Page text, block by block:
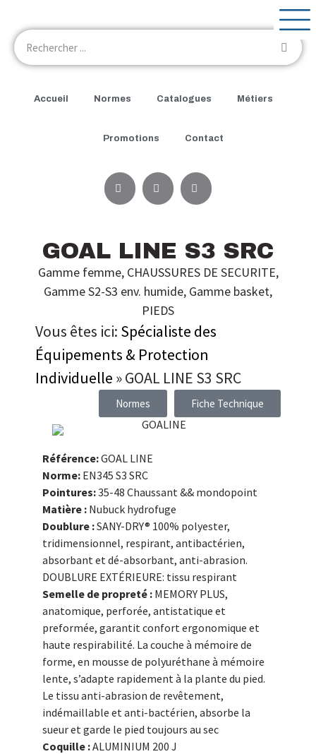
Accueil Normes Catalogues Métiers
Promotions Contact
GOAL LINE S3 SRC
Gamme femme, CHAUSSURES DE SECURITE,
Gamme S2-S3 env. humide, Gamme basket,
PIEDS
Vous êtes ici: Spécialiste des
Équipements & Protection
Individuelle »GOAL LINE S3 SRC
Normes Fiche Technique
Référence:GOAL LINE
Norme: EN345 S3 SRC
Pointures:35-48 Chaussant && mondopoint
Matière : Nubuck hydrofuge
Doublure :SANY-DRY® 100% polyester,
tridimensionnel, respirant, antibactérien,
absorbant et dé-absorbant, anti-abrasion.
DOUBLURE EXTÉRIEURE: tissu respirant
Semelle de propreté : MEMORY PLUS,
anatomique, perforée, antistatique et
preformée, garantit confort ergonomique et
haute respirabilité. La couche à mémoire de
forme, en mousse de polyuréthane à mémoire
lente, s’adapte rapidement à la plante du pied.
Le tissu anti-abrasion de revêtement,
indémaillable et anti-bactérien, absorbe la
sueur et garde le pied toujours au sec
Coquille :ALUMINIUM 200 J